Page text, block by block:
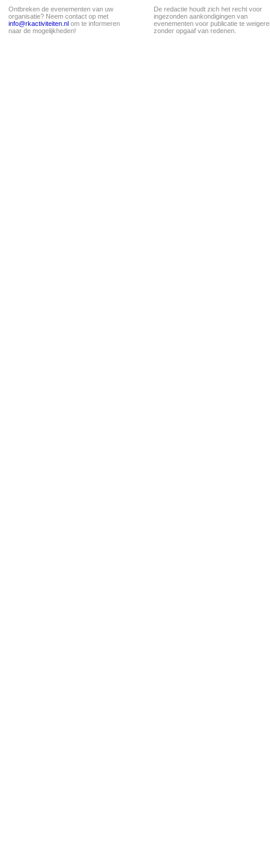
Ontbreken de evenementen van uw
organisatie? Neem contact op met
info@rkactiviteiten.nl om te informeren
naar de mogelijkheden!
De redactie houdt zich het recht voor
ingezonden aankondigingen van
evenementen voor publicatie te
zonder opgaaf van redenen.